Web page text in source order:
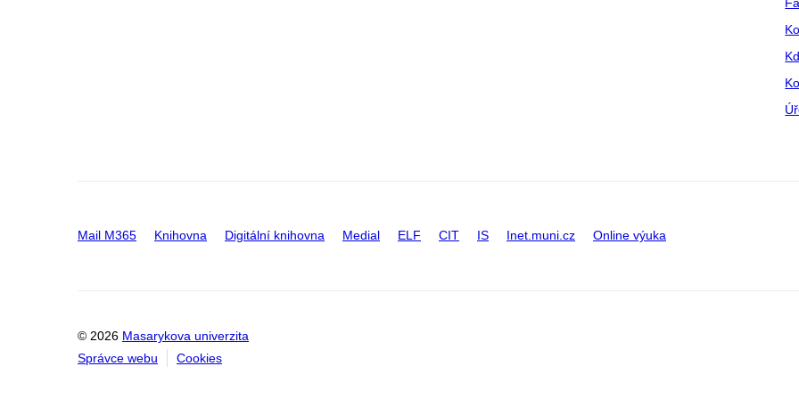
Mail M365 Knihovna Digitální knihovna Medial ELF CIT IS Inet.muni.cz Online výuka
© 2026 Masarykova univerzita
Správce webu
Cookies